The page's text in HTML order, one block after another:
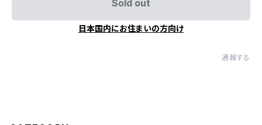
Sold out
日本国内にお住まいの方向け
通報する